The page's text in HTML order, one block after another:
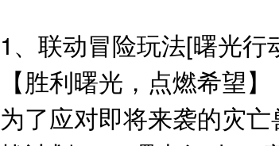
1、联动冒险玩法[曙光行
【胜利曙光，点燃希望】
为了应对即将来袭的灾